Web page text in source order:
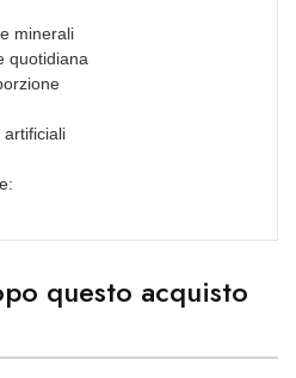
minerali
quotidiana
artificiali
questo acquisto